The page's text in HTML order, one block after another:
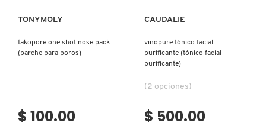
NUXE
TONYMOLY
takopore one shot nose pack
(parche para poros)
$ 100.00
CAUDALIE
vinopure tónico facial
purificante (tónico facial
purificante)
(2 opciones)
$ 500.00